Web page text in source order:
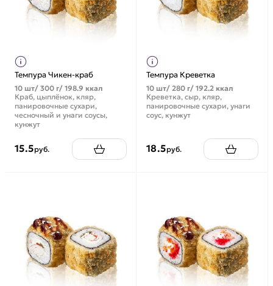
Темпура Чикен-краб
10 шт/ 300 г/ 198.9 ккал
Краб, цыплёнок, кляр,
панировочные сухари,
чесночный и унаги соусы,
кунжут
15.5руб.
Темпура Креветка
10 шт/ 280 г/ 192.2 ккал
Креветка, сыр, кляр,
панировочные сухари, унаги
соус, кунжут
18.5руб.